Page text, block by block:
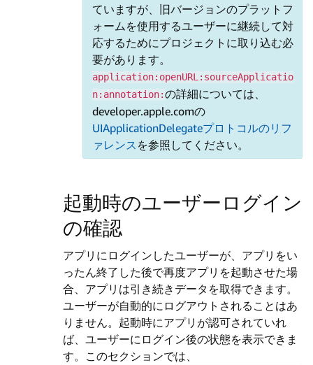
ていますが、旧バージョンのプラットフ
ォームを使用するユーザーに継続して対
応するためにプロジェクトに取り込む必
要があります。
application:openURL:sourceApplicatio
n:annotation:の詳細については、
developer.apple.comの
UIApplicationDelegateプロトコルのリフ
ァレンス を参照してください。
起動時のユーザーログイン
の確認
アプリにログインしたユーザーが、アプリをい
ったん終了した後で再度アプリを起動させた場
合、アプリは引き続きデータを取得できます。
ユーザーが自動的にログアウトされることはあ
りません。起動時にアプリが認可されていれ
ば、ユーザーにログイン後の状態を表示できま
す。このセクションでは、